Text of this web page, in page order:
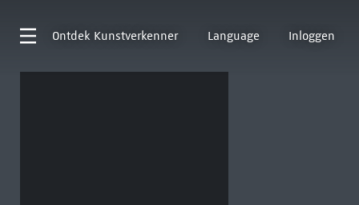
Ontdek Kunstverkenner Language Inloggen